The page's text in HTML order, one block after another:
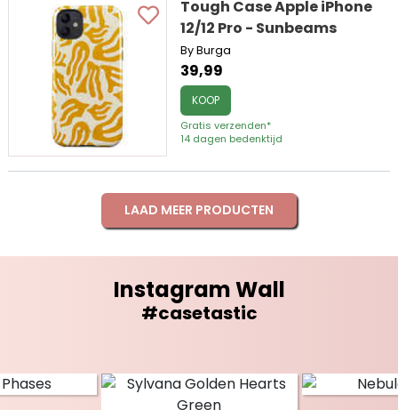
Tough Case Apple iPhone
12/12 Pro - Sunbeams
By Burga
39,99
KOOP
Gratis verzenden*
14 dagen bedenktijd
LAAD MEER PRODUCTEN
Instagram Wall
#casetastic